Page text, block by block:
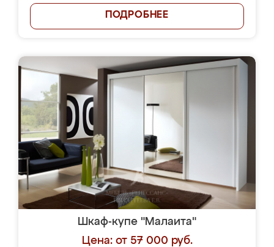
ПОДРОБНЕЕ
Шкаф-купе "Малаита"
Цена: от 57 000 руб.